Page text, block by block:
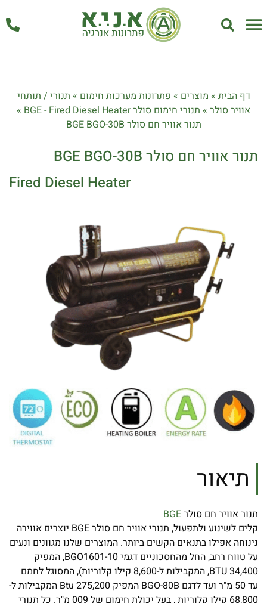
דף הבית » מוצרים » פתרונות מערכות חימום » תנורי / תותחי
אוויר סולר » תנורי חימום סולר BGE - Fired Diesel Heater
»
תנור אוויר חם סולר BGE BGO-30B
תנור אוויר חם סולר BGE BGO-30B
Fired Diesel Heater
תיאור
תנור אוויר חם סולרBGE
קלים לשינוע ולתפעול, תנורי אוויר חם סולר BGE יוצרים אווירה
נינוחה אפילו בתנאים הקשים ביותר. המוצרים שלנו מגוונים ונעים
על טווח רחב, החל מהחסכוניים דגמי BGO1601-10, המפיק
34,400 BTU, המקבילות ל-8,600 קילו קלוריות), המסוגל לחמם
עד 50 מ"ר ועד לדגם BGO-80B המפיק 275,200 Btu המקבילות ל-
68,800 קילו קלוריות , בעל יכולת חימום של 009 מ"ר. כל תנורי